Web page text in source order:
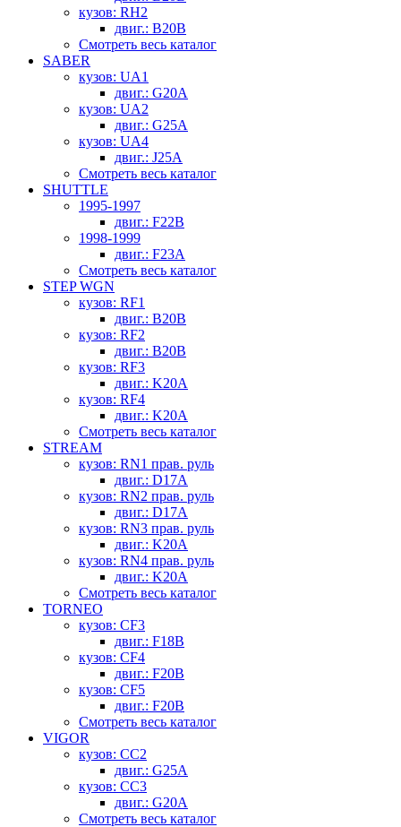
кузов: RH2
двиг.: B20B
Смотреть весь каталог
SABER
кузов: UA1
двиг.: G20A
кузов: UA2
двиг.: G25A
кузов: UA4
двиг.: J25A
Смотреть весь каталог
SHUTTLE
1995-1997
двиг.: F22B
1998-1999
двиг.: F23A
Смотреть весь каталог
STEP WGN
кузов: RF1
двиг.: B20B
кузов: RF2
двиг.: B20B
кузов: RF3
двиг.: K20A
кузов: RF4
двиг.: K20A
Смотреть весь каталог
STREAM
кузов: RN1 прав. руль
двиг.: D17A
кузов: RN2 прав. руль
двиг.: D17A
кузов: RN3 прав. руль
двиг.: K20A
кузов: RN4 прав. руль
двиг.: K20A
Смотреть весь каталог
TORNEO
кузов: CF3
двиг.: F18B
кузов: CF4
двиг.: F20B
кузов: CF5
двиг.: F20B
Смотреть весь каталог
VIGOR
кузов: CC2
двиг.: G25A
кузов: CC3
двиг.: G20A
Смотреть весь каталог